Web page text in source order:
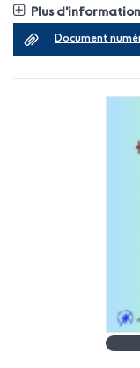
Plus
Document